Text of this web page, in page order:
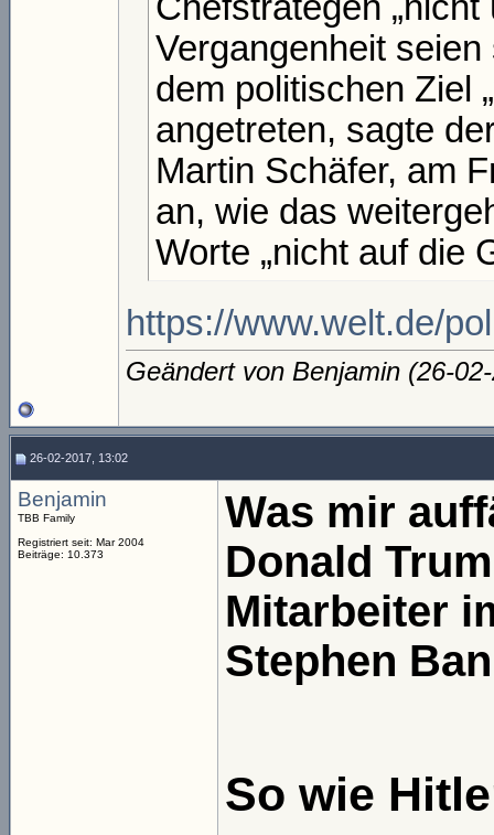
Chefstrategen
Vergangenheit
dem politischen Ziel
angetreten, sagte
Martin Schäfer, am
an, wie das
Worte „nicht auf die
https://www.welt.de/
Geändert von Benjamin (26-
26-02-2017, 13:02
Benjamin
TBB Family
Registriert seit: Mar 2004
Beiträge: 10.373
Was mir
Donald
Mitarbeiter
Stephen
So wie